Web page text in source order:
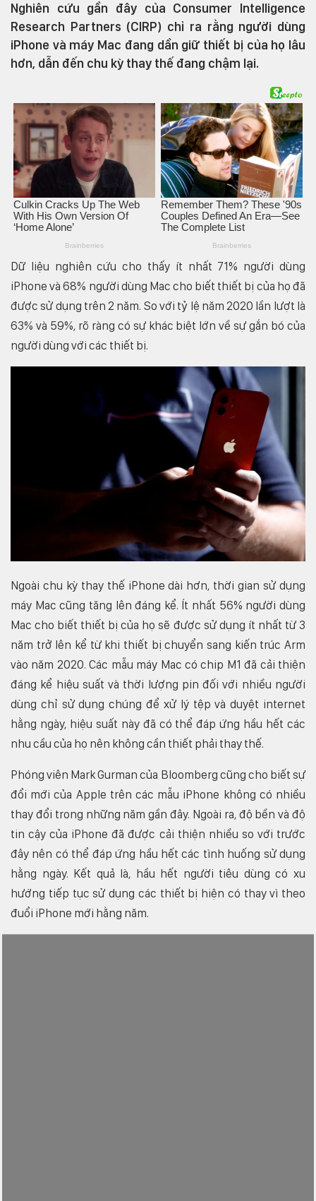
Nghiên cứu gần đây của Consumer Intelligence
Research Partners (CIRP) chỉ ra rằng người dùng
iPhone và máy Mac đang dần giữ thiết bị của họ lâu
hơn, dẫn đến chu kỳ thay thế đang chậm lại.
Dữ liệu nghiên cứu cho thấy ít nhất 71% người dùng
iPhone và 68% người dùng Mac cho biết thiết bị của họ đã
được sử dụng trên 2 năm. So với tỷ lệ năm 2020 lần lượt là
63% và 59%, rõ ràng có sự khác biệt lớn về sự gắn bó của
người dùng với các thiết bị.
Ngoài chu kỳ thay thế iPhone dài hơn, thời gian sử dụng
máy Mac cũng tăng lên đáng kể. Ít nhất 56% người dùng
Mac cho biết thiết bị của họ sẽ được sử dụng ít nhất từ 3
năm trở lên kể từ khi thiết bị chuyển sang kiến trúc Arm
vào năm 2020. Các mẫu máy Mac có chip M1 đã cải thiện
đáng kể hiệu suất và thời lượng pin đối với nhiều người
dùng chỉ sử dụng chúng để xử lý tệp và duyệt internet
hằng ngày, hiệu suất này đã có thể đáp ứng hầu hết các
nhu cầu của họ nên không cần thiết phải thay thế.
Phóng viên Mark Gurman của Bloomberg cũng cho biết sự
đổi mới của Apple trên các mẫu iPhone không có nhiều
thay đổi trong những năm gần đây. Ngoài ra, độ bền và độ
tin cậy của iPhone đã được cải thiện nhiều so với trước
đây nên có thể đáp ứng hầu hết các tình huống sử dụng
hằng ngày. Kết quả là, hầu hết người tiêu dùng có xu
hướng tiếp tục sử dụng các thiết bị hiện có thay vì theo
đuổi iPhone mới hằng năm.